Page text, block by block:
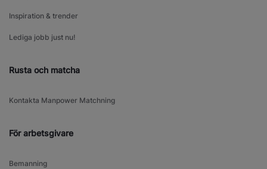
Inspiration & trender
Lediga jobb just nu!
Rusta och matcha
Kontakta Manpower Matchning
För arbetsgivare
Bemanning